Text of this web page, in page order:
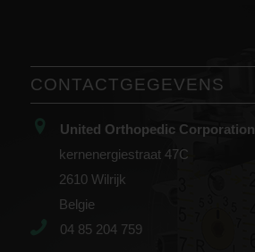
CONTACTGEGEVENS
United Orthopedic Corporation
kernenergiestraat 47C
2610 Wilrijk
Belgie
04 85 204 759